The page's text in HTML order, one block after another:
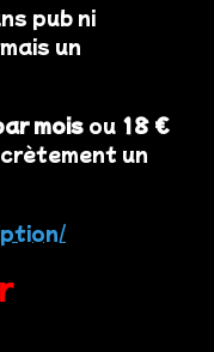
pub ni
un
mois ou 18 €
un